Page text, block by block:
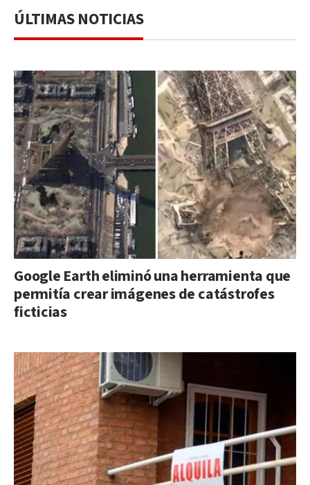
ÚLTIMAS NOTICIAS
Google Earth eliminó una herramienta que
permitía crear imágenes de catástrofes
ficticias